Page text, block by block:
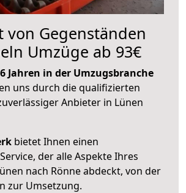
von Gegenständen
Umzüge ab 93€
Jahren in der Umzugsbranche
uns durch die qualifizierten
Anbieter in Lünen
bietet Ihnen einen
der alle Aspekte Ihres
nach Rönne abdeckt, von der
zur Umsetzung.